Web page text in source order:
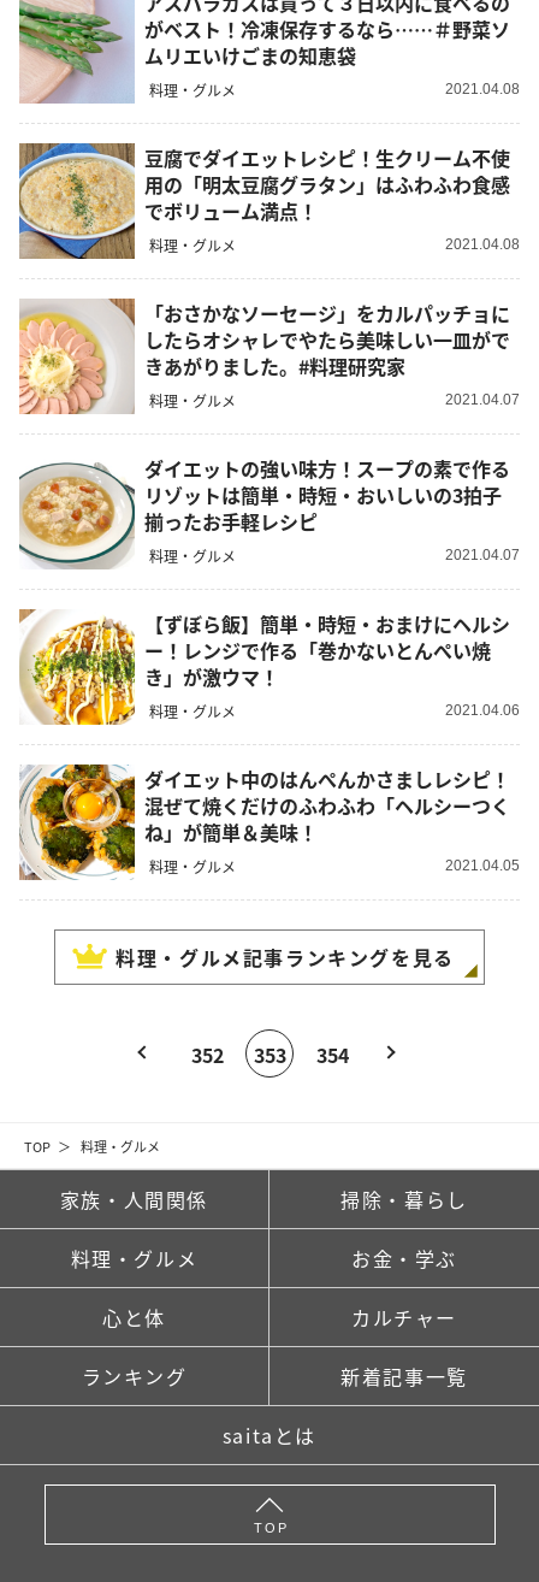
TOP 料理・グルメ
がベスト！冷凍保存するなら……＃野菜ソ
ムリエいけごまの知恵袋
料理・グルメ 2021.04.08
豆腐でダイエットレシピ！生クリーム不使
用の「明太豆腐グラタン」はふわふわ食感
でボリューム満点！
料理・グルメ 2021.04.08
「おさかなソーセージ」をカルパッチョに
したらオシャレでやたら美味しい一皿がで
きあがりました。#料理研究家
料理・グルメ 2021.04.07
ダイエットの強い味方！スープの素で作る
リゾットは簡単・時短・おいしいの3拍子
揃ったお手軽レシピ
料理・グルメ 2021.04.07
【ずぼら飯】簡単・時短・おまけにヘルシ
ー！レンジで作る「巻かないとんぺい焼
き」が激ウマ！
料理・グルメ 2021.04.06
ダイエット中のはんぺんかさましレシピ！
混ぜて焼くだけのふわふわ「ヘルシーつく
ね」が簡単＆美味！
料理・グルメ 2021.04.05
料理・グルメ記事ランキングを見る
352 353 354
家族・人間関係 掃除・暮らし
料理・グルメ お金・学ぶ
心と体 カルチャー
ランキング 新着記事一覧
saitaとは
TOP